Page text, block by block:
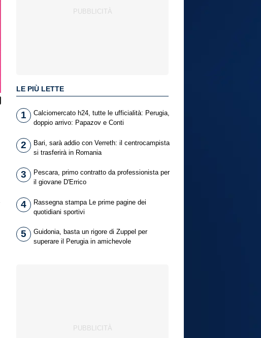
LE PIÙ LETTE
1
Calciomercato h24, tutte le ufficialità: Perugia,
doppio arrivo: Papazov e Conti
2
Bari, sarà addio con Verreth: il centrocampista
si trasferirà in Romania
3
Pescara, primo contratto da professionista per
il giovane D'Errico
4
Rassegna stampa Le prime pagine dei
quotidiani sportivi
5
Guidonia, basta un rigore di Zuppel per
superare il Perugia in amichevole